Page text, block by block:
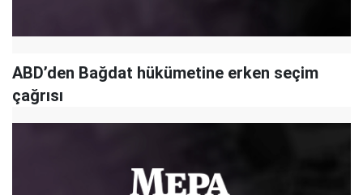
ABD’den Bağdat hükümetine erken seçim
çağrısı